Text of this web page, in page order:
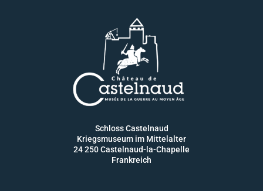
Schloss Castelnaud
Kriegsmuseum im Mittelalter
24 250 Castelnaud-la-Chapelle
Frankreich